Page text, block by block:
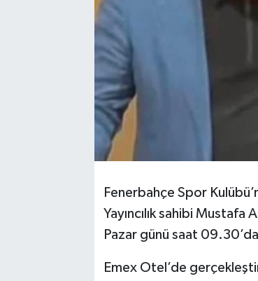
Fenerbahçe Spor
Yayıncılık sahibi
Pazar günü saat
Emex Otel’de